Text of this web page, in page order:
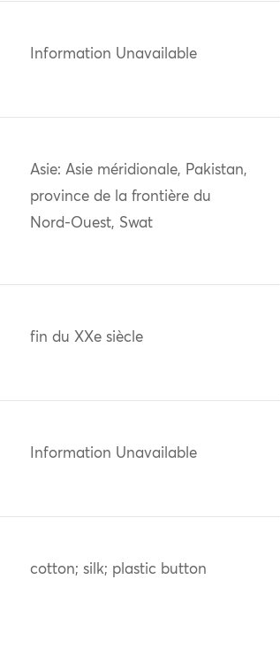
Information Unavailable
Asie: Asie méridionale, Pakistan,
province de la frontière du
Nord-Ouest, Swat
fin du XXe siècle
Information Unavailable
cotton; silk; plastic button